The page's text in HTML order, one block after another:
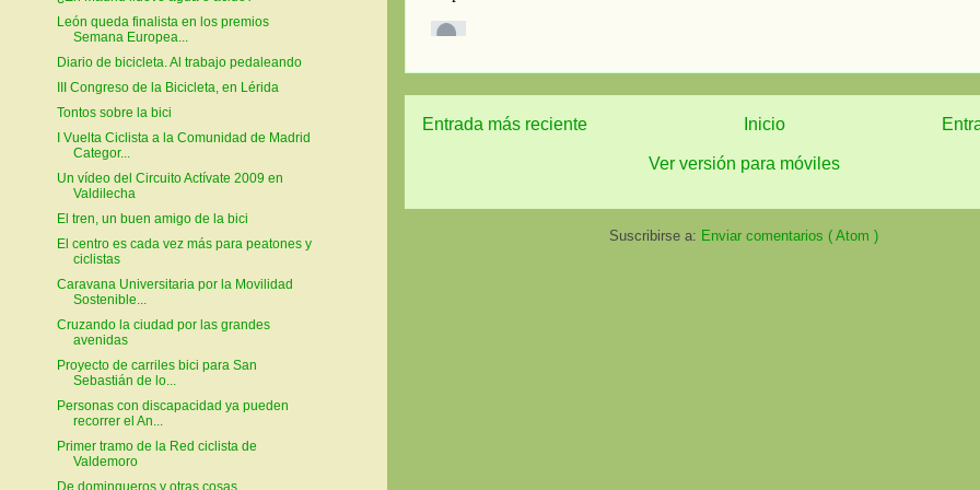
Entrada más reciente Inicio
Ver versión para móviles
Suscribirse a: Enviar comentarios ( Atom )
León queda finalista en los premios
Semana Europea...
Diario de bicicleta. Al trabajo pedaleando
III Congreso de la Bicicleta, en Lérida
Tontos sobre la bici
I Vuelta Ciclista a la Comunidad de Madrid
Categor...
Un vídeo del Circuito Actívate 2009 en
Valdilecha
El tren, un buen amigo de la bici
El centro es cada vez más para peatones y
ciclistas
Caravana Universitaria por la Movilidad
Sostenible...
Cruzando la ciudad por las grandes
avenidas
Proyecto de carriles bici para San
Sebastián de lo...
Personas con discapacidad ya pueden
recorrer el An...
Primer tramo de la Red ciclista de
Valdemoro